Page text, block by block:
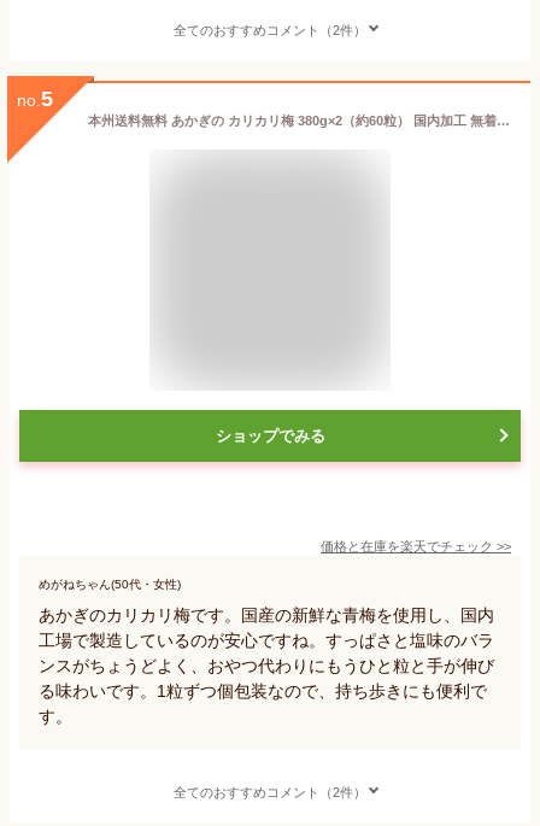
全てのおすすめコメント（2件）
no. 5
本州送料無料 あかぎの カリカリ梅 380g×2（約60粒） 国内加工 無着色 個包装 種あり かりかり梅 うめ 赤城 業務用
ショップでみる
価格と在庫を楽天でチェック >>
めがねちゃん(50代・女性)
あかぎのカリカリ梅です。国産の新鮮な青梅を使用し、国内
工場で製造しているのが安心ですね。すっぱさと塩味のバラ
ンスがちょうどよく、おやつ代わりにもうひと粒と手が伸び
る味わいです。1粒ずつ個包装なので、持ち歩きにも便利で
す。
全てのおすすめコメント（2件）